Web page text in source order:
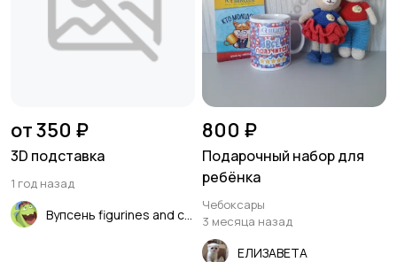
от 350 ₽
3D подставка
1 год назад
800 ₽
Подарочный набор для
ребёнка
Чебоксары
3 месяца назад
ЕЛИЗАВЕТА